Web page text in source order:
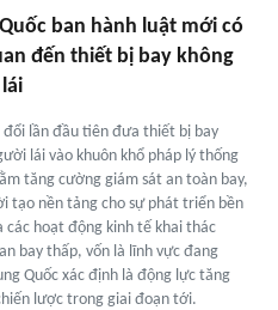
ban hành luật mới có
đến thiết bị bay không
đổi lần đầu tiên đưa thiết bị bay
lái vào khuôn khổ pháp lý thống
tăng cường giám sát an toàn bay,
tạo nền tảng cho sự phát triển bền
các hoạt động kinh tế khai thác
bay thấp, vốn là lĩnh vực đang
Quốc xác định là động lực tăng
lược trong giai đoạn tới.